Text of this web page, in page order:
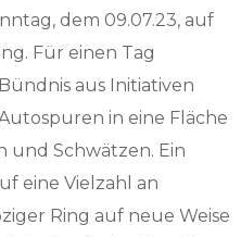
dem 09.07.23, auf
Für einen Tag
aus Initiativen
in eine Fläche
und Schwätzen. Ein
eine Vielzahl an
Ring auf neue Weise